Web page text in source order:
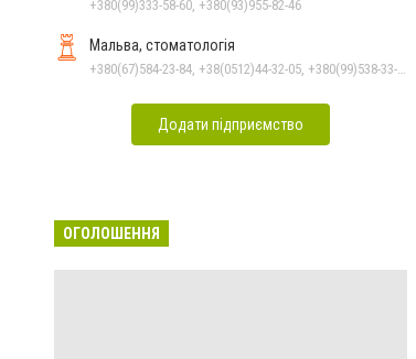
+380(99)333-58-60, +380(93)955-82-46
Мальва, стоматологія
Додати підприємство
ОГОЛОШЕННЯ